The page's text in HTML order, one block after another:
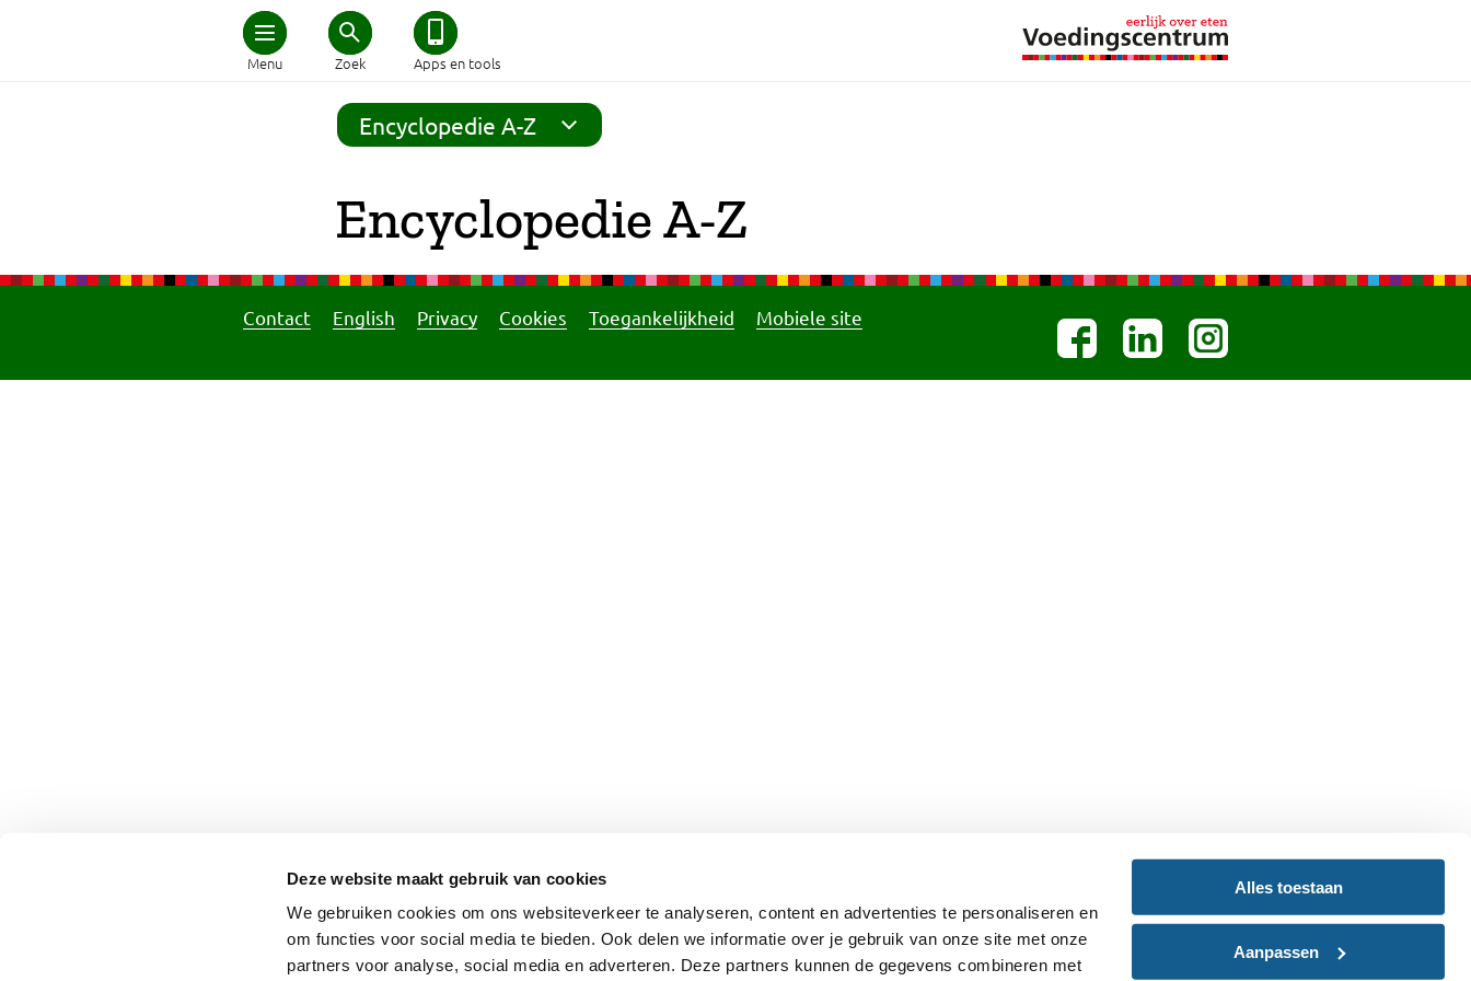
Deze website maakt gebruik van cookies
We gebruiken cookies om ons websiteverkeer te analyseren, content en advertenties te personaliseren en
om functies voor social media te bieden. Ook delen we informatie over je gebruik van onze site met onze
partners voor analyse, social media en adverteren. Deze partners kunnen de gegevens combineren met
Alles toestaan
Aanpassen
Menu Zoek Apps en tools
Home
Schijf van Vijf
Afvallen
Zwanger en kind
Encyclopedie A-Z
Encyclopedie A-Z
Contact English Privacy Cookies Toegankelijkheid Mobiele site